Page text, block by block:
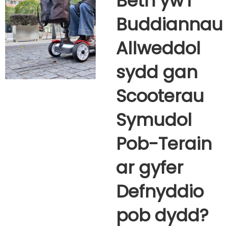
Buddiannau
Allweddol
sydd gan
Scooterau
Symudol
Pob-Terain
ar gyfer
Defnyddio
pob dydd?